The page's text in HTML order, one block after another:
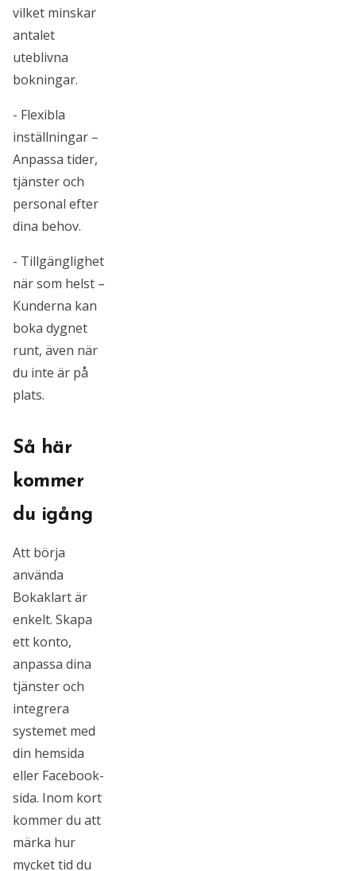
vilket minskar
antalet
uteblivna
bokningar.
- Flexibla
inställningar –
Anpassa tider,
tjänster och
personal efter
dina behov.
- Tillgänglighet
när som helst –
Kunderna kan
boka dygnet
runt, även när
du inte är på
plats.
Så här
kommer
du igång
Att börja
använda
Bokaklart är
enkelt. Skapa
ett konto,
anpassa dina
tjänster och
integrera
systemet med
din hemsida
eller Facebook-
sida. Inom kort
kommer du att
märka hur
mycket tid du